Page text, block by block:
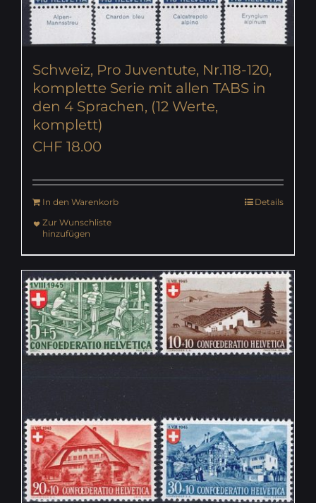
Schweiz, Pro Juventute, Nr.118-120,
komplette Serie mit allen TABS in
den 4 Sprachen, (12 Werte,
komplett)
CHF 18.00
In den Warenkorb
Details
Zur Wunschliste
hinzufügen